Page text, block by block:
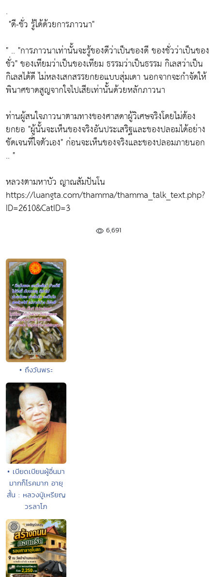
.
"ดี-ชั่ว รู้ได้ด้วยการภาวนา"
" .. "การภาวนาเท่านั้นจะรู้ของดีว่าเป็นของดี ของชั่วว่าเป็นของ
ชั่ว"ของเทียมว่าเป็นของเทียม ธรรมว่าเป็นธรรม กิเลสว่าเป็น
กิเลสได้ดี ไม่หลงเสกสรรยกยอแบบสุ่มเดา นอกจากจะกำจัดให้
พินาศขาดสูญจากใจไปเสียเท่านั้นด้วยหลักภาวนา
ท่านผู้สนใจภาวนาตามทางของศาสดาผู้วิเศษจริงโดยไม่ต้อง
ยกยอ "ผู้นั้นจะเห็นของจริงอันประเสริฐและของปลอมได้อย่าง
ชัดเจนที่ใจตัวเอง" ก่อนจะเห็นของจริงและของปลอมภายนอก
.. "
หลวงตามหาบัว ญาณสัมปันโน
https://luangta.com/thamma/thamma_talk_text.php?
ID=2610&CatID=3
6,691
• ถึงวันพระ
• เบียดเบียนผู้อื่นมา
มากก็โรคมาก อายุ
สั้น : หลวงปู่เหรียญ
วรลาโภ